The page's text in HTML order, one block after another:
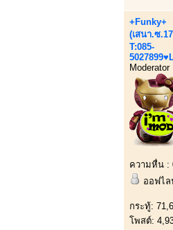
+Funky+
(เสนา.ซ
T:085-
Moderator
ความหื่น :
ออฟไ
กระทู้:
โพสต์: